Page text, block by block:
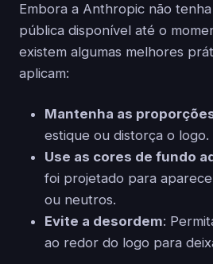
Embora a Anthropic não
pública disponível até o
existem algumas melhores
aplicam:
Mantenha as
estique ou distorça o logo.
Use as cores de fundo
foi projetado para
ou neutros.
Evite a desordem:
ao redor do logo para